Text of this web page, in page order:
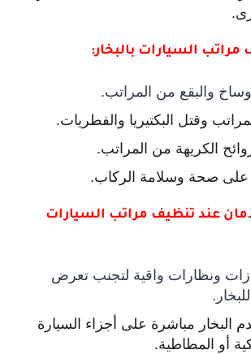
مراتب السيارات بالبخار:
والبقع من المراتب.
وقتل البكتيريا والفطريات.
الكريهة من المراتب.
على صحة وسلامة الركاب.
عند تنظيف مراتب السيارات
ونظارات واقية لتجنب تعرض
البخار مباشرة على أجزاء السيارة
أو المطاطية.